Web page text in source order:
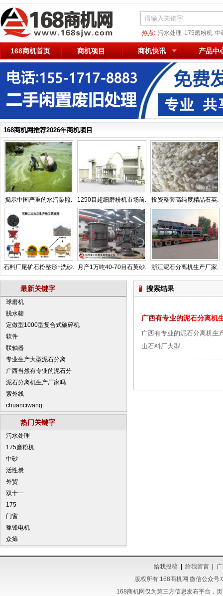
热点: 污水处理 175磨粉机 中
168商机首页 商机项目 商机快讯 产品中
168商机网推荐2026年商机项目
揭示中国严重的水污染照. 1250目超细磨粉机市场前. 投资整套高纯度精品石英.
石料厂尾矿石粉整形+洗砂. 月产1万吨40-70目石英砂. 浙江泥石分离机生产厂家.
最新关键字
球磨机
脱水筛
定做型1000型复合式破碎机
软件
联轴器
专业生产大型泥石分离
广西当然有专业的泥石分
泥石分离机生产厂家吗
紫外线
chuanciwang
热门关键字
污水处理
175磨粉机
中砂
活性炭
外贸
双十一
175
门窗
豫锋电机
众筹
搜索结果
广西有专业的泥石分离机
广西有专业的泥石分离机生
山石料厂大型.
给我投稿 给我留言
版权所有:168商机网 微信公众
168商机网仅为第三方信息发布平台，